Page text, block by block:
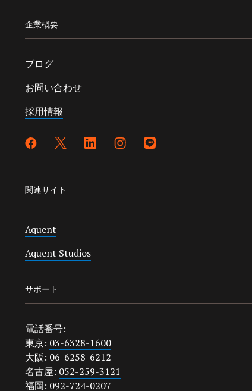
企業概要
ブログ
お問い合わせ
採用情報
関連サイト
Aquent
Aquent Studios
サポート
電話番号:
東京: 03-6328-1600
大阪: 06-6258-6212
名古屋: 052-259-3121
福岡: 092-724-0207